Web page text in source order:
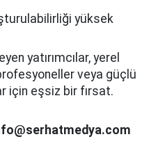
yüksek
yatırımcılar, yerel
veya güçlü
için eşsiz bir fırsat.